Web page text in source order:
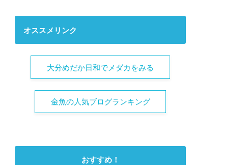
オススメリンク
大分めだか日和でメダカをみる
金魚の人気ブログランキング
おすすめ！